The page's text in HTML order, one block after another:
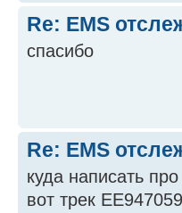
Re: EMS
спасибо
Re: EMS
куда написать
вот трек